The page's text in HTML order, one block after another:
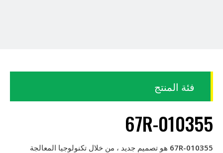
فئة المنتج
67R-010355
67R-010355 هو تصميم جديد ، من خلال تكنولوجيا المعالجة